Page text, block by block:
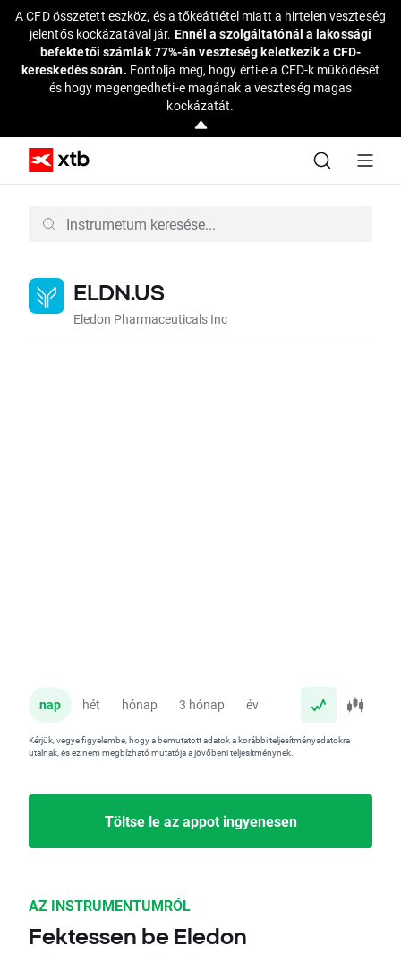
A CFD összetett eszköz, és a tőkeáttétel miatt a hirtelen veszteség
jelentős kockázatával jár. Ennél a szolgáltatónál a lakossági
befektetői számlák 77%-án veszteség keletkezik a CFD-
kereskedés során. Fontolja meg, hogy érti-e a CFD-k működését
és hogy megengedheti-e magának a veszteség magas
kockázatát.
ELDN.US
Eledon Pharmaceuticals Inc
nap hét hónap 3 hónap év
Kérjük, vegye figyelembe, hogy a bemutatott adatok a korábbi teljesítményadatokra
utalnak, és ez nem megbízható mutatója a jövőbeni teljesítménynek.
Töltse le az appot ingyenesen
AZ INSTRUMENTUMRÓL
Fektessen be Eledon